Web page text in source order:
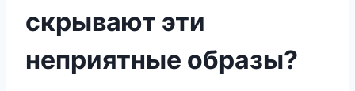
скрывают эти
неприятные образы?